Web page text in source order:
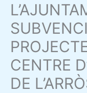
CENTRE
DE